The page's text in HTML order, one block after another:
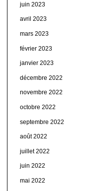
juin 2023
avril 2023
mars 2023
février 2023
janvier 2023
décembre 2022
novembre 2022
octobre 2022
septembre 2022
août 2022
juillet 2022
juin 2022
mai 2022